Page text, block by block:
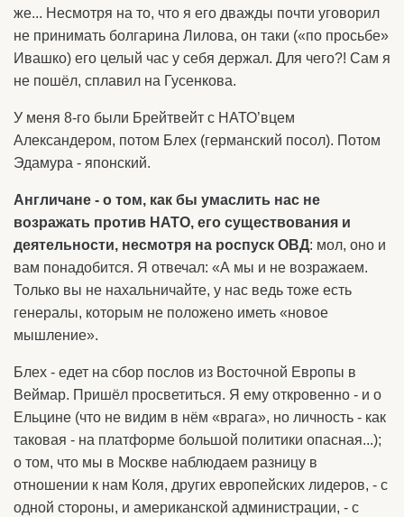
же... Несмотря на то, что я его дважды почти уговорил
не принимать болгарина Лилова, он таки («по просьбе»
Ивашко) его целый час у себя держал. Для чего?! Сам я
не пошёл, сплавил на Гусенкова.
У меня 8-го были Брейтвейт с НАТО’вцем
Александером, потом Блех (германский посол). Потом
Эдамура - японский.
Англичане - о том, как бы умаслить нас не
возражать против НАТО, его существования и
деятельности, несмотря на роспуск ОВД: мол, оно и
вам понадобится. Я отвечал: «А мы и не возражаем.
Только вы не нахальничайте, у нас ведь тоже есть
генералы, которым не положено иметь «новое
мышление».
Блех - едет на сбор послов из Восточной Европы в
Веймар. Пришёл просветиться. Я ему откровенно - и о
Ельцине (что не видим в нём «врага», но личность - как
таковая - на платформе большой политики опасная...);
о том, что мы в Москве наблюдаем разницу в
отношении к нам Коля, других европейских лидеров, - с
одной стороны, и американской администрации, - с